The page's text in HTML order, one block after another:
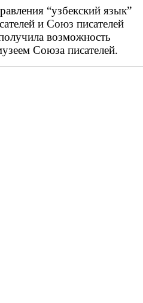
“узбекский язык”
и Союз писателей
возможность
Союза писателей.